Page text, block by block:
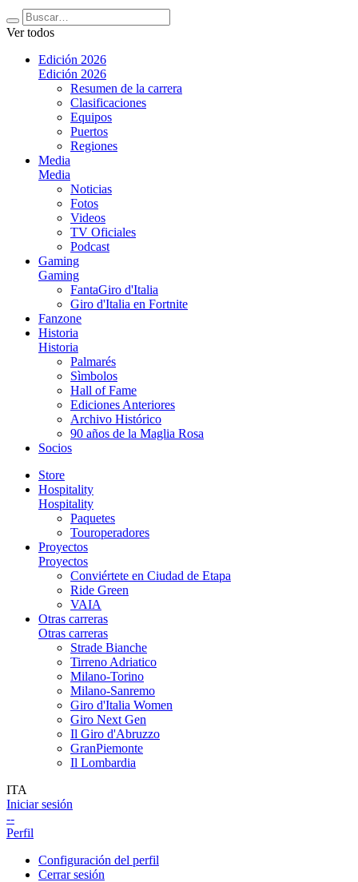
Ver todos
Edición 2026
Edición 2026
Resumen de la carrera
Clasificaciones
Equipos
Puertos
Regiones
Media
Media
Noticias
Fotos
Videos
TV Oficiales
Podcast
Gaming
Gaming
FantaGiro d'Italia
Giro d'Italia en Fortnite
Fanzone
Historia
Historia
Palmarés
Sìmbolos
Hall of Fame
Ediciones Anteriores
Archivo Histórico
90 años de la Maglia Rosa
Socios
Store
Hospitality
Hospitality
Paquetes
Touroperadores
Proyectos
Proyectos
Conviértete en Ciudad de Etapa
Ride Green
VAIA
Otras carreras
Otras carreras
Strade Bianche
Tirreno Adriatico
Milano-Torino
Milano-Sanremo
Giro d'Italia Women
Giro Next Gen
Il Giro d'Abruzzo
GranPiemonte
Il Lombardia
ITA
Iniciar sesión
--
Perfil
Configuración del perfil
Cerrar sesión